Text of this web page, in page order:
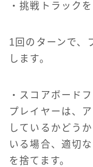
・挑戦トラック
1回のターンで、
します。
・スコアボード
プレイヤーは、
しているかどう
いる場合、適切
を捨てます。